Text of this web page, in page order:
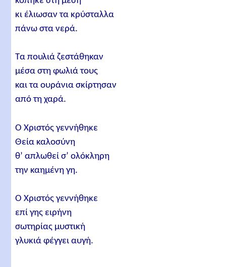
κι έλιωσαν τα κρύσταλλα
πάνω στα νερά.
Τα πουλιά ζεστάθηκαν
μέσα στη φωλιά τους
και τα ουράνια σκίρτησαν
από τη χαρά.
Ο Χριστός γεννήθηκε
Θεία καλοσύνη
θ’ απλωθεί σ’ ολόκληρη
την καημένη γη.
Ο Χριστός γεννήθηκε
επί γης ειρήνη
σωτηρίας μυστική
γλυκιά φέγγει αυγή.